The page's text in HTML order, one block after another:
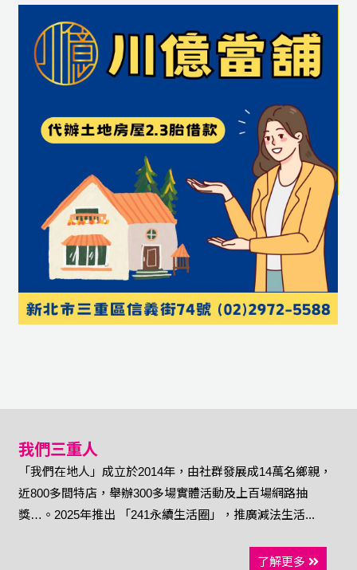
我們三重人
「我們在地人」成立於2014年，由社群發展成14萬名鄉親，
近800多間特店，舉辦300多場實體活動及上百場網路抽
獎…。2025年推出 「241永續生活圈」，推廣減法生活...
了解更多